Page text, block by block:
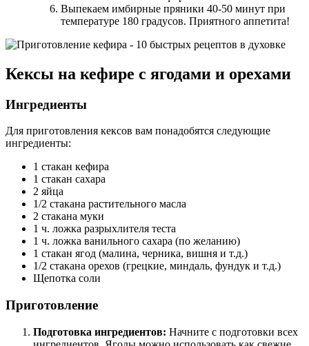
Выпекаем имбирные пряники 40-50 минут при
температуре 180 градусов. Приятного аппетита!
Кексы на кефире с ягодами и орехами
Ингредиенты
Для приготовления кексов вам понадобятся следующие
ингредиенты:
1 стакан кефира
1 стакан сахара
2 яйца
1/2 стакана растительного масла
2 стакана муки
1 ч. ложка разрыхлителя теста
1 ч. ложка ванильного сахара (по желанию)
1 стакан ягод (малина, черника, вишня и т.д.)
1/2 стакана орехов (грецкие, миндаль, фундук и т.д.)
Щепотка соли
Приготовление
Подготовка ингредиентов: Начните с подготовки всех